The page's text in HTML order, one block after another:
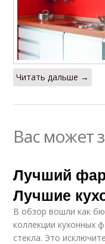
Читать дальше →
Вас может
Лучший
Лучшие
В обзор вошли как
коллекции кухонных
стекла. Это